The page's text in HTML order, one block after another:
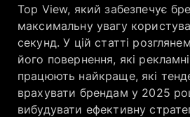
Top View, який забезпечує
максимальну увагу
секунд. У цій статті
його повернення, які
працюють найкраще, які
врахувати брендам у 2025
вибудувати ефективну